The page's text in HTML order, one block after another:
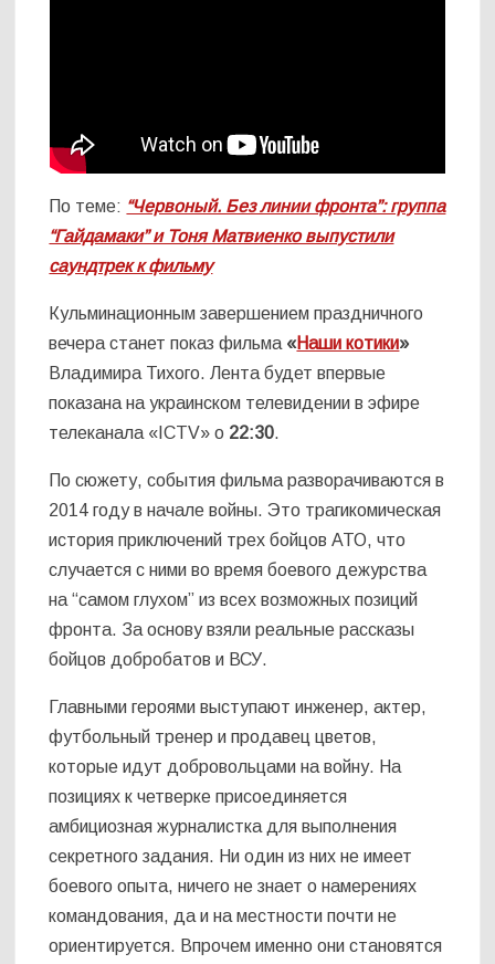
По теме: “Червоный. Без линии фронта”: группа
“Гайдамаки” и Тоня Матвиенко выпустили
саундтрек к фильму
Кульминационным завершением праздничного
вечера станет показ фильма «Наши котики»
Владимира Тихого. Лента будет впервые
показана на украинском телевидении в эфире
телеканала «ICTV» о 22:30.
По сюжету, события фильма разворачиваются в
2014 году в начале войны. Это трагикомическая
история приключений трех бойцов АТО, что
случается с ними во время боевого дежурства
на “самом глухом” из всех возможных позиций
фронта. За основу взяли реальные рассказы
бойцов добробатов и ВСУ.
Главными героями выступают инженер, актер,
футбольный тренер и продавец цветов,
которые идут добровольцами на войну. На
позициях к четверке присоединяется
амбициозная журналистка для выполнения
секретного задания. Ни один из них не имеет
боевого опыта, ничего не знает о намерениях
командования, да и на местности почти не
ориентируется. Впрочем именно они становятся